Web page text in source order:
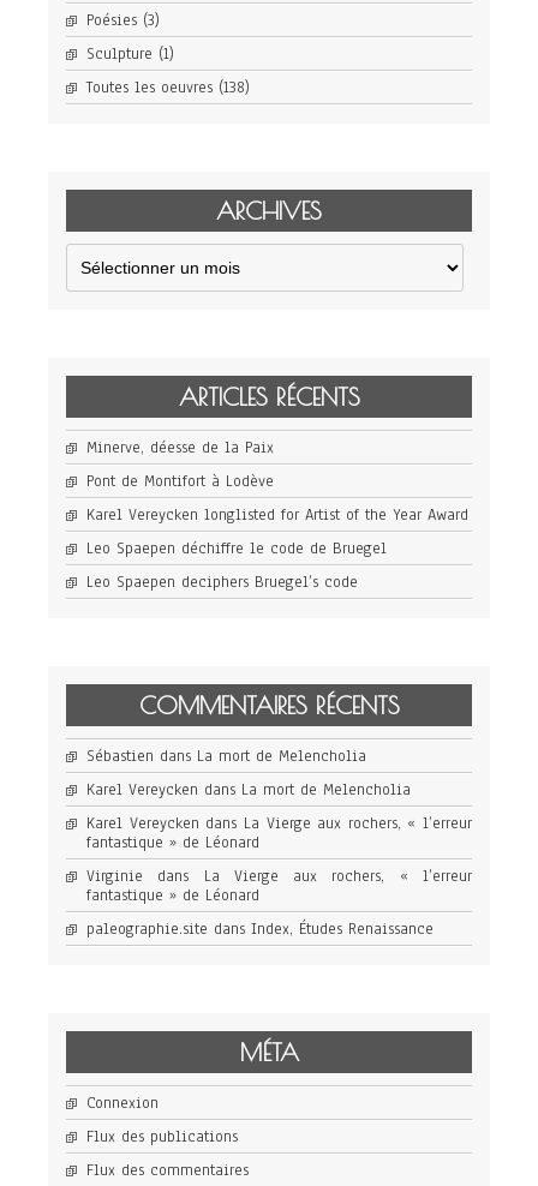
Poésies (3)
Sculpture (1)
Toutes les oeuvres (138)
ARCHIVES
Archives
ARTICLES RÉCENTS
Minerve, déesse de la Paix
Pont de Montifort à Lodève
Karel Vereycken longlisted for Artist of the Year Award
Leo Spaepen déchiffre le code de Bruegel
Leo Spaepen deciphers Bruegel’s code
COMMENTAIRES RÉCENTS
Sébastien dans La mort de Melencholia
Karel Vereycken dans La mort de Melencholia
Karel Vereycken dans La Vierge aux rochers, « l’erreur
fantastique » de Léonard
Virginie dans La Vierge aux rochers, « l’erreur
fantastique » de Léonard
paleographie.site dans Index, Études Renaissance
MÉTA
Connexion
Flux des publications
Flux des commentaires